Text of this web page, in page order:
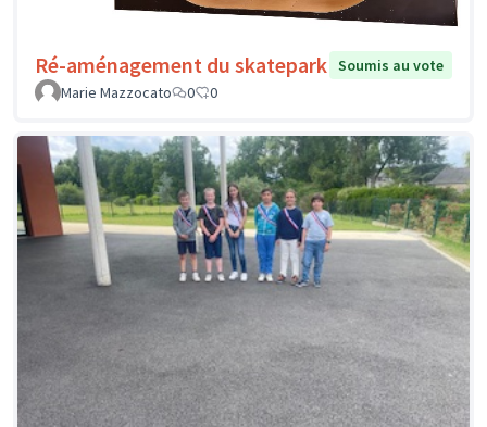
Ré-aménagement du skatepark Soumis au vote
Marie Mazzocato
0 0